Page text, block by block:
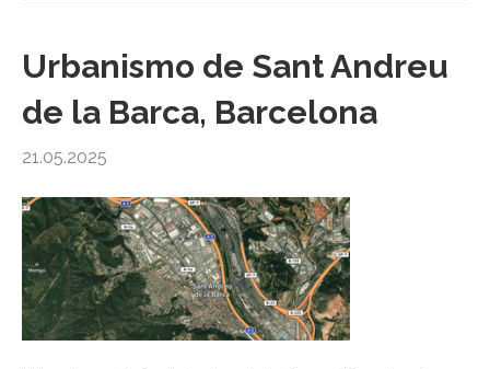
Urbanismo de Sant Andreu
de la Barca, Barcelona
21.05.2025